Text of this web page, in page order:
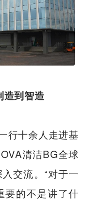
造到智造
行十余人走进基
清洁BG全球
交流。“对于一
要的不是讲了什